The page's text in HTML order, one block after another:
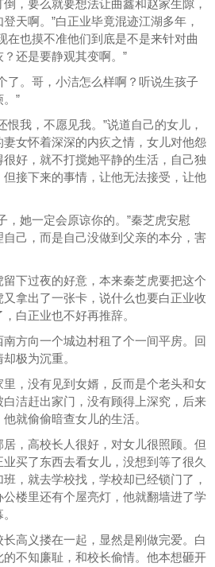
，要么就要想法让曲鑫和赵家生隙，
天啊。”白正业毕竟混迹江湖多年，
在也摸不准他们到底是不是来针对曲
还是要静观其变啊。”
。哥，小洁怎么样啊？听说生孩子
”
我，不愿见我。”说道自己的女儿，
女怀着深深的内疚之情，女儿对他怨
好，就不打搅她平静的生活，自己独
接下来的事情，让他无法接受，让他
她一定会原谅你的。”秦芝虎安慰
己，而是自己没做到父亲的本分，害
下过夜的好意，本来秦芝虎要把这个
拿出了一张卡，说什么也要白正业收
白正业也不好再推辞。
向一个城边村租了个一间平房。回
极为沉重。
，没有见到女婿，反而是个老头和女
洁赶出家门，没有顾得上深究，后来
就偷偷暗查女儿的生活。
高校长人很好，对女儿很照顾。但
买了东西去看女儿，没想到等了很久
，就去学校找，学校却已经锁门了，
楼里还有个屋亮灯，他就翻墙进了学
义搂在一起，显然是刚做完爱。白
不知廉耻，和校长偷情。他本想砸开